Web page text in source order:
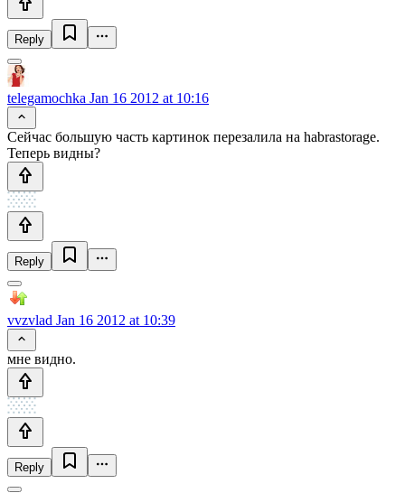
Reply
telegamochka Jan 16 2012 at 10:16
Сейчас большую часть картинок перезалила на habrastorage.
Теперь видны?
Reply
vvzvlad Jan 16 2012 at 10:39
мне видно.
Reply